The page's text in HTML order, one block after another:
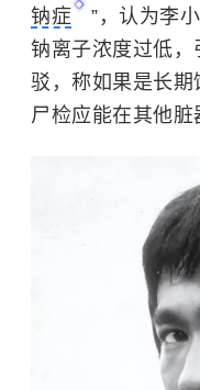
钠症
”，认为李
钠离子浓度过低，
驳，称如果是长期
尸检应能在其他脏